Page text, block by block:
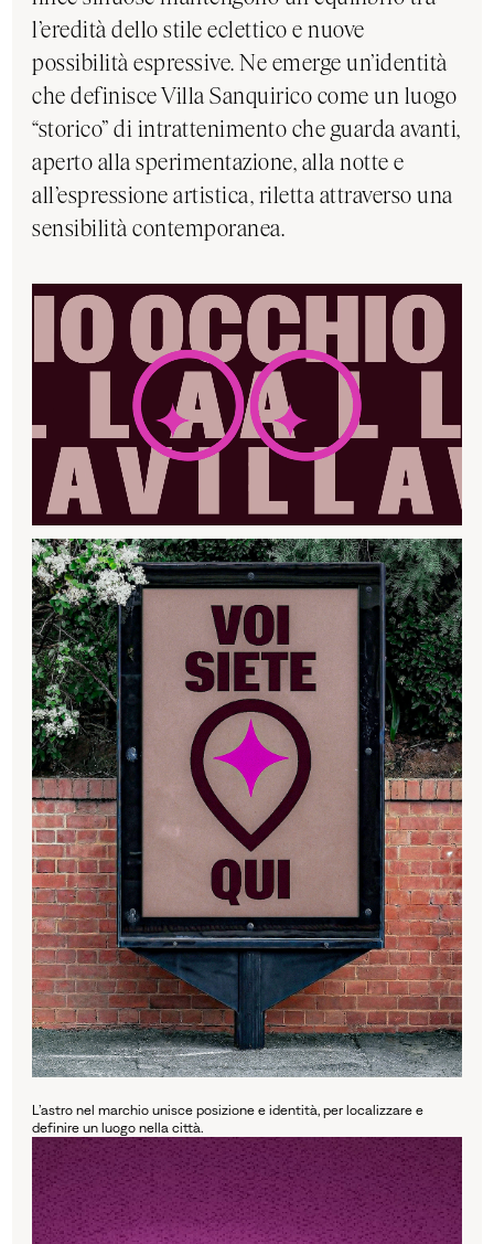
l’eredità dello stile eclettico e nuove
possibilità espressive. Ne emerge un’identità
che definisce Villa Sanquirico come un luogo
“storico” di intrattenimento che guarda avanti,
aperto alla sperimentazione, alla notte e
all’espressione artistica, riletta attraverso una
sensibilità contemporanea.
L’astro nel marchio unisce posizione e identità, per localizzare e
definire un luogo nella città.